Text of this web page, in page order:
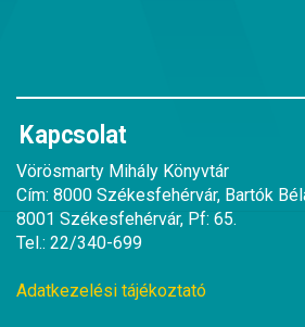
Kapcsolat
Vörösmarty Mihály Könyvtár
Cím: 8000 Székesfehérvár, Bartók
8001 Székesfehérvár, Pf: 65.
Tel.: 22/340-699
Adatkezelési tájékoztató